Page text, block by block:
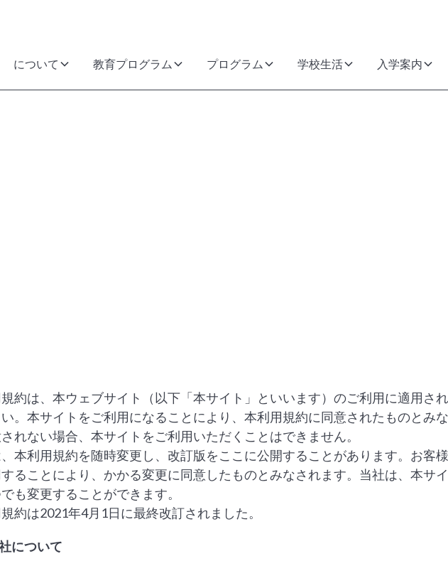
について 教育プログラム プログラム 学校生活 入学案内
約は、本ウェブサイト（以下「本サイト」といいます）のご利用に適用さ
い。本サイトをご利用になることにより、本利用規約に同意されたものとみ
れない場合、本サイトをご利用いただくことはできません。
本利用規約を随時変更し、改訂版をここに公開することがあります。お客
ることにより、かかる変更に同意したものとみなされます。当社は、本サ
も変更することができます。
約は2021年4月1日に最終改訂されました。
について